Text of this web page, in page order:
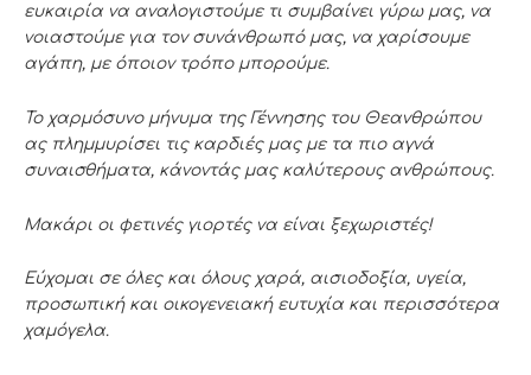
ευκαιρία να αναλογιστούμε τι συμβαίνει γύρω μας, να
νοιαστούμε για τον συνάνθρωπό μας, να χαρίσουμε
αγάπη, με όποιον τρόπο μπορούμε.
Το χαρμόσυνο μήνυμα της Γέννησης του Θεανθρώπου
ας πλημμυρίσει τις καρδιές μας με τα πιο αγνά
συναισθήματα, κάνοντάς μας καλύτερους ανθρώπους.
Μακάρι οι φετινές γιορτές να είναι ξεχωριστές!
Εύχομαι σε όλες και όλους χαρά, αισιοδοξία, υγεία,
προσωπική και οικογενειακή ευτυχία και περισσότερα
χαμόγελα.